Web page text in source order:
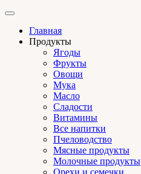
Главная
Продукты
Ягоды
Фрукты
Овощи
Мука
Масло
Сладости
Витамины
Все напитки
Пчеловодство
Мясные продукты
Молочные продукты
Орехи и семечки